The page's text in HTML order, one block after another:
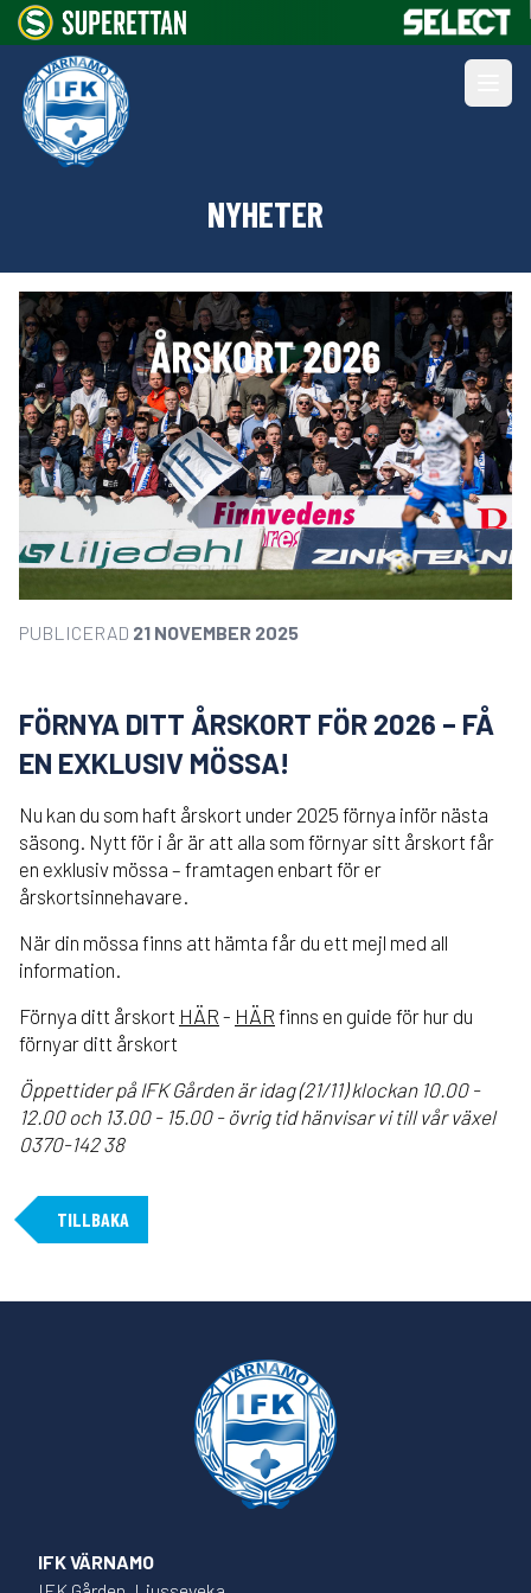
NYHETER
PUBLICERAD 21 NOVEMBER 2025
FÖRNYA DITT ÅRSKORT FÖR 2026 – FÅ
EN EXKLUSIV MÖSSA!
Nu kan du som haft årskort under 2025 förnya inför nästa
säsong. Nytt för i år är att alla som förnyar sitt årskort får
en exklusiv mössa – framtagen enbart för er
årskortsinnehavare.
När din mössa finns att hämta får du ett mejl med all
information.
Förnya ditt årskort HÄR - HÄR finns en guide för hur du
förnyar ditt årskort
Öppettider på IFK Gården är idag (21/11) klockan 10.00 -
12.00 och 13.00 - 15.00 - övrig tid hänvisar vi till vår växel
0370-142 38
TILLBAKA
IFK VÄRNAMO